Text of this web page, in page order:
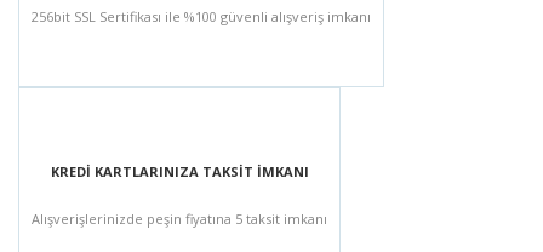
256bit SSL Sertifikası ile %100 güvenli alışveriş imkanı
KREDİ KARTLARINIZA TAKSİT İMKANI
Alışverişlerinizde peşin fiyatına 5 taksit imkanı